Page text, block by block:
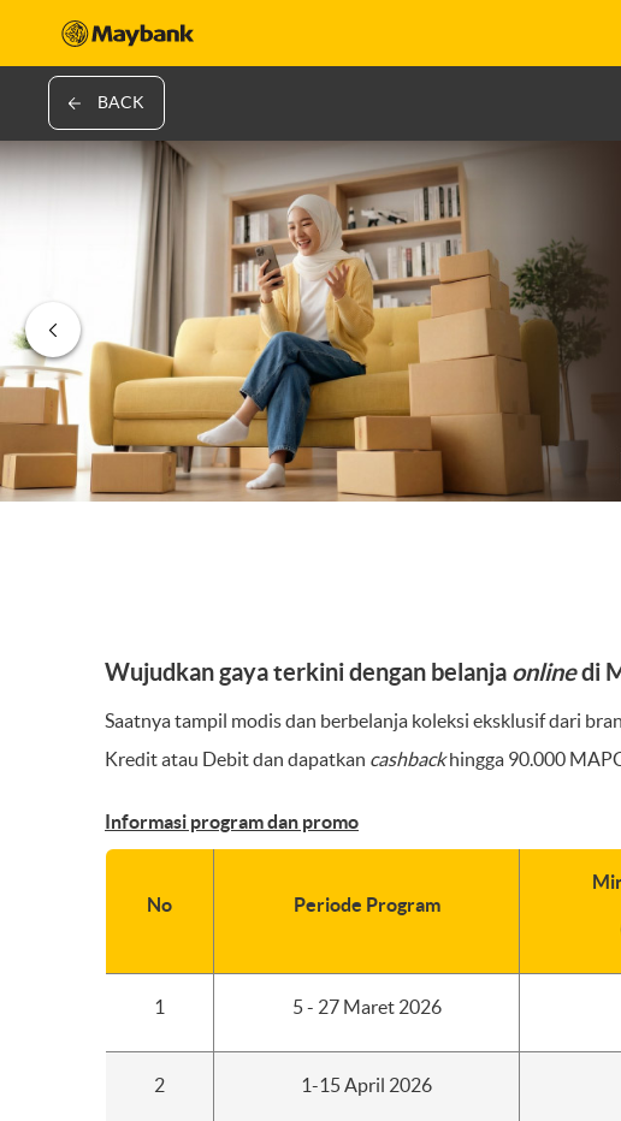
BACK
Wujudkan gaya terkini dengan belanja onlinedi
Saatnya tampil modis dan berbelanja koleksi eksklusif dari
Kredit atau Debit dan dapatkan cashbackhingga 90.000
Informasi program dan promo
No Periode Program
1 5 - 27 Maret 2026
2 1-15 April 2026